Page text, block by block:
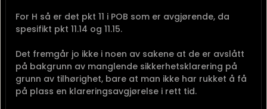
For H så er det pkt 11 i POB som er avgjørende, da
spesifikt pkt 11.14 og 11.15.
Det fremgår jo ikke i noen av sakene at de er avslått
på bakgrunn av manglende sikkerhetsklarering på
grunn av tilhørighet, bare at man ikke har rukket å få
på plass en klareringsavgjørelse i rett tid.